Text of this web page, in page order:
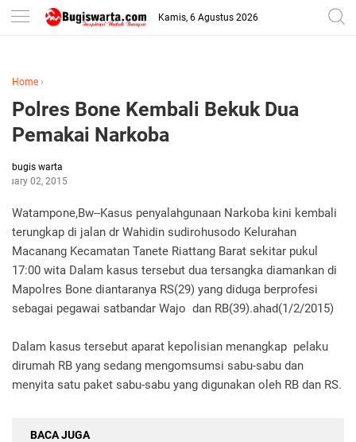
-->
Kamis, 6 Agustus 2026
Home ›
Polres Bone Kembali Bekuk Dua
Pemakai Narkoba
bugis warta
02, 2015
Watampone,Bw--Kasus penyalahgunaan Narkoba kini kembali
terungkap di jalan dr Wahidin sudirohusodo Kelurahan
Macanang Kecamatan Tanete Riattang Barat sekitar pukul
17:00 wita Dalam kasus tersebut dua tersangka diamankan di
Mapolres Bone diantaranya RS(29) yang diduga berprofesi
sebagai pegawai satbandar Wajo dan RB(39).ahad(1/2/2015)
Dalam kasus tersebut aparat kepolisian menangkap pelaku
dirumah RB yang sedang mengomsumsi sabu-sabu dan
menyita satu paket sabu-sabu yang digunakan oleh RB dan RS.
BACA JUGA